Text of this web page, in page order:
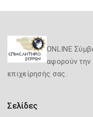
ONLINE
αφορούν την
επιχείρησής σας.
Σελίδες